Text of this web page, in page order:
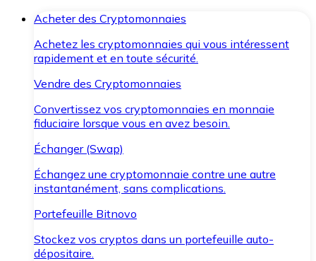
Acheter des Cryptomonnaies
Achetez les cryptomonnaies qui vous intéressent
rapidement et en toute sécurité.
Vendre des Cryptomonnaies
Convertissez vos cryptomonnaies en monnaie
fiduciaire lorsque vous en avez besoin.
Échanger (Swap)
Échangez une cryptomonnaie contre une autre
instantanément, sans complications.
Portefeuille Bitnovo
Stockez vos cryptos dans un portefeuille auto-
dépositaire.